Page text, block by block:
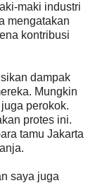
maki industri
mengatakan
kontribusi
dampak
Mungkin
perokok.
protes ini.
tamu Jakarta
saya juga